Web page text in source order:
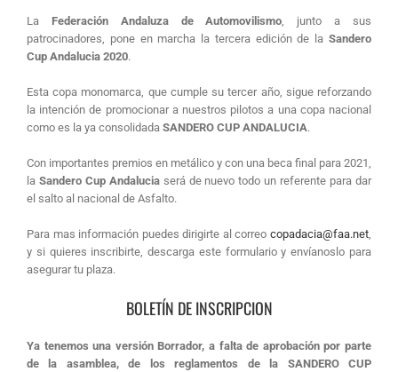
La Federación Andaluza de Automovilismo , junto a sus
patrocinadores, pone en marcha la tercera edición de la Sandero
Cup Andalucia 2020.
Esta copa monomarca, que cumple su tercer año, sigue reforzando
la intención de promocionar a nuestros pilotos a una copa nacional
como es la ya consolidada SANDERO CUP ANDALUCIA.
Con importantes premios en metálico y con una beca final para 2021,
la Sandero Cup Andaluciaserá de nuevo todo un referente para dar
el salto al nacional de Asfalto.
Para mas información puedes dirigirte al correo copadacia@faa.net
y si quieres inscribirte, descarga este formulario y envíanoslo para
asegurar tu plaza.
BOLETÍN DE INSCRIPCION
Ya tenemos una versión Borrador, a falta de aprobación por parte
de la asamblea, de los reglamentos de la SANDERO CUP